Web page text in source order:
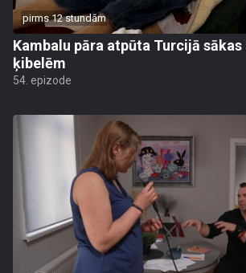
pirms 12 stundām
Kambalu pāra atpūta Turcijā
ķibelēm
54. epizode